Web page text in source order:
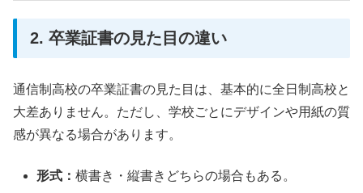
2. 卒業証書の見た目の違い
通信制高校の卒業証書の見た目は、基本的に全日制高校と
大差ありません。ただし、学校ごとにデザインや用紙の質
感が異なる場合があります。
形式：横書き・縦書きどちらの場合もある。